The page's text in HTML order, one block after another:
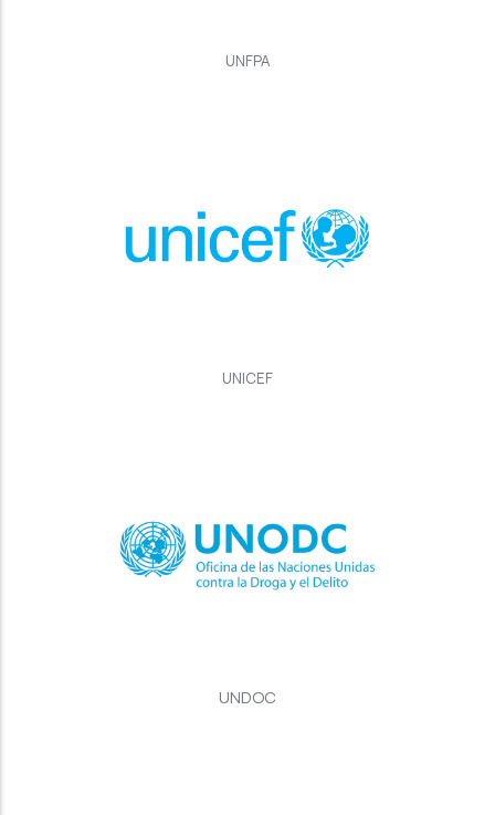
UNFPA
UNICEF
UNDOC